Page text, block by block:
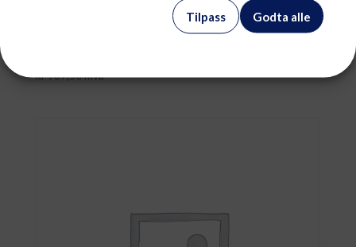
Godta alle
Tilpass
kr987,50mva